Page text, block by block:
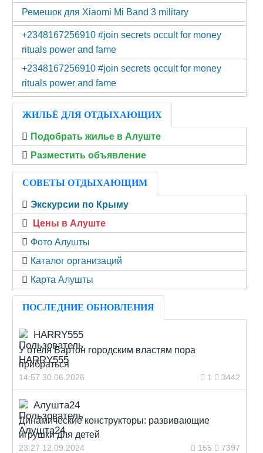
Ремешок для Xiaomi Mi Band 3 military
+2348167256910 #join secrets occult for money
rituals power and fame
+2348167256910 #join secrets occult for money
rituals power and fame
ЖИЛЬЁ ДЛЯ ОТДЫХАЮЩИХ
Подобрать жилье в Алуште
Разместить объявление
СОВЕТЫ ОТДЫХАЮЩИМ
Экскурсии по Крыму
Цены в Алуште
Фото Алушты
Каталог организаций
Карта Алушты
ПОСЛЕДНИЕ ОБНОВЛЕНИЯ
HARRY555
У отеля Бартон городским властям пора
прибраться
14:57 30.06.2026 1 3442
Алушта24
Динамические конструкторы: развивающие
игрушки для детей
23:27 12.09.2024 155 7397